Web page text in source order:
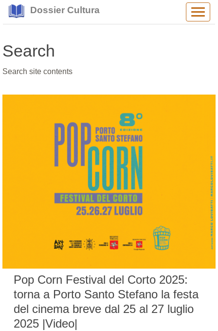
Dossier Cultura
Search
Search site contents
Pop Corn Festival del Corto 2025:
torna a Porto Santo Stefano la festa
del cinema breve dal 25 al 27 luglio
2025 |Video|